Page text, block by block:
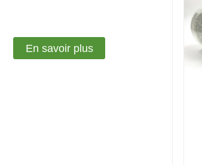
En savoir plus